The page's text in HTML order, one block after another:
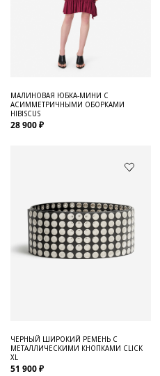
МАЛИНОВАЯ ЮБКА-МИНИ С
АСИММЕТРИЧНЫМИ ОБОРКАМИ
HIBISCUS
28 900 ₽
ЧЕРНЫЙ ШИРОКИЙ РЕМЕНЬ С
МЕТАЛЛИЧЕСКИМИ КНОПКАМИ CLICK
XL
51 900 ₽